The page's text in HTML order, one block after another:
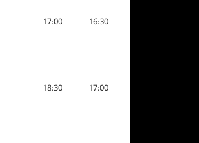
16:30
17:00
17:00
18:30